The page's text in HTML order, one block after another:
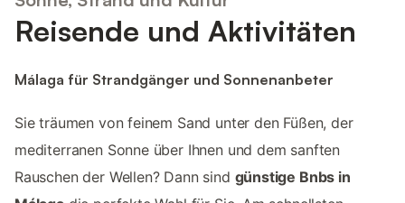
Reisende und Aktivitäten
Málaga für Strandgänger und Sonnenanbeter
Sie träumen von feinem Sand unter den Füßen, der
mediterranen Sonne über Ihnen und dem sanften
Rauschen der Wellen? Dann sind günstige Bnbs in